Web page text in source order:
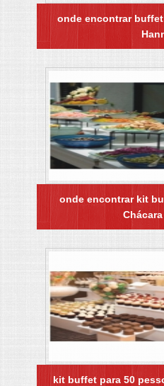
onde encontrar
onde encontrar kit
kit buffet para 50